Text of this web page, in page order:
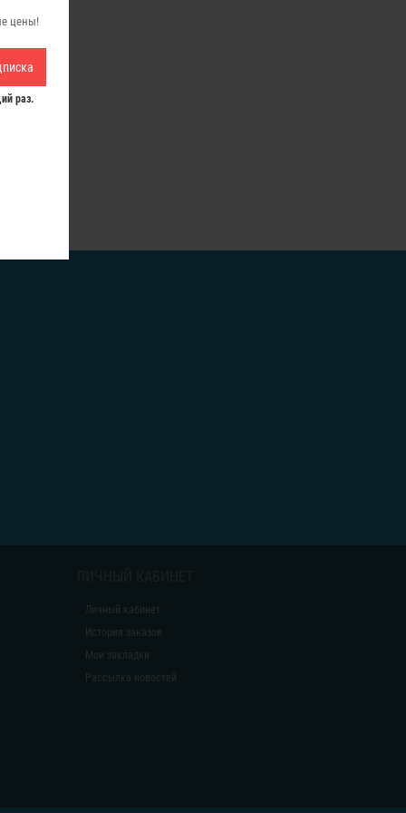
цены!
раз.
Личный кабинет
История заказов
Мои закладки
Рассылка новостей